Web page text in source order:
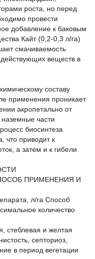
роста, но перед
провести
добавление к баковым
Кайт (0,2-0,3 л/га)
смачиваемость
веществ в
составу
применения проникает
акропетально от
части
биосинтеза
что приводит к
а затем и к гибели
ПРИМЕНЕНИЯ И
л/га Способ
количество
стеблевая и желтая
септориоз,
в период вегетации